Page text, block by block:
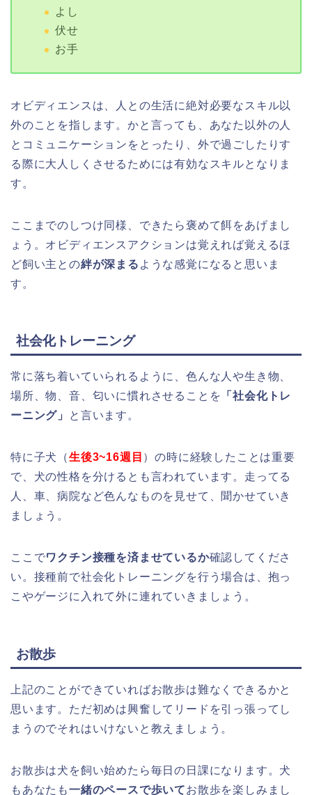
よし
伏せ
お手
オビディエンスは、人との生活に絶対必要なスキル以
外のことを指します。かと言っても、あなた以外の人
とコミュニケーションをとったり、外で過ごしたりす
る際に大人しくさせるためには有効なスキルとなりま
す。
ここまでのしつけ同様、できたら褒めて餌をあげまし
ょう。オビディエンスアクションは覚えれば覚えるほ
ど飼い主との絆が深まる ような感覚になると思いま
す。
社会化トレーニング
常に落ち着いていられるように、色んな人や生き物、
場所、物、音、匂いに慣れさせることを 「社会化トレ
ーニング」
と言います。
特に子犬（生後3~16週目 ）の時に経験したことは重要
で、犬の性格を分けるとも言われています。走ってる
人、車、病院など色んなものを見せて、聞かせていき
ましょう。
ここでワクチン接種を済ませているか確認してくださ
い。接種前で社会化トレーニングを行う場合は、抱っ
こやゲージに入れて外に連れていきましょう。
お散歩
上記のことができていればお散歩は難なくできるかと
思います。ただ初めは興奮してリードを引っ張ってし
まうのでそれはいけないと教えましょう。
お散歩は犬を飼い始めたら毎日の日課になります。犬
もあなたも一緒のペースで歩いてお散歩を楽しみまし